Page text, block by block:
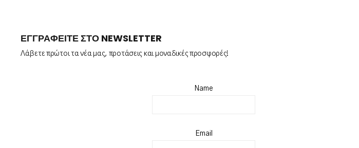
ΕΓΓΡΑΦΕΊΤΕ ΣΤΟ NEWSLETTER
Λάβετε πρώτοι τα νέα μας, προτάσεις και μοναδικές προσφορές!
Name
Email